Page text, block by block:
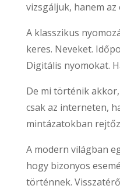
vizsgáljuk, hanem
A klasszikus
keres. Neveket.
Digitális nyomokat.
De mi történik
csak az interneten,
mintázatokban
A modern világban
hogy bizonyos
történnek.